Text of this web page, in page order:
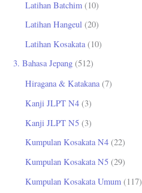
Latihan Batchim (10)
Latihan Hangeul (20)
Latihan Kosakata (10)
3. Bahasa Jepang (512)
Hiragana & Katakana(7)
Kanji JLPT N4 (3)
Kanji JLPT N5 (3)
Kumpulan Kosakata N4 (22)
Kumpulan Kosakata N5 (29)
Kumpulan Kosakata Umum (117)